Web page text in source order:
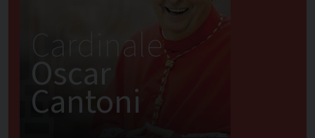
Cardinale
Oscar
Cantoni